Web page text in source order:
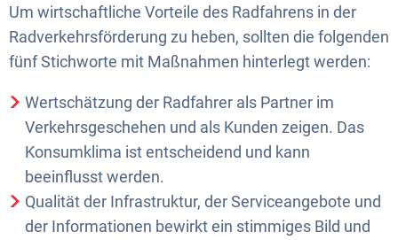
Um wirtschaftliche Vorteile des Radfahrens in der
Radverkehrsförderung zu heben, sollten die folgenden
fünf Stichworte mit Maßnahmen hinterlegt werden:
Wertschätzung der Radfahrer als Partner im
Verkehrsgeschehen und als Kunden zeigen. Das
Konsumklima ist entscheidend und kann
beeinflusst werden.
Qualität der Infrastruktur, der Serviceangebote und
der Informationen bewirkt ein stimmiges Bild und